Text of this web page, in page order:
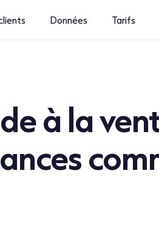
Données Tarifs
à la